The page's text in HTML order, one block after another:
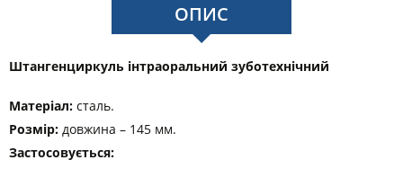
ОПИС
Штангенциркуль інтраоральний зуботехнічний
Матеріал: сталь.
Розмір: довжина – 145 мм.
Застосовується: